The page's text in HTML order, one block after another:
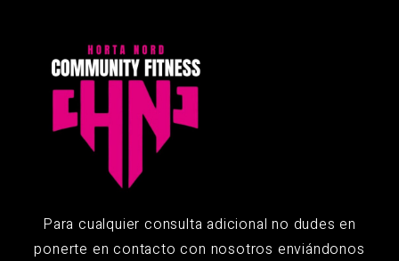
Para cualquier consulta adicional no dudes en
ponerte en contacto con nosotros enviándonos